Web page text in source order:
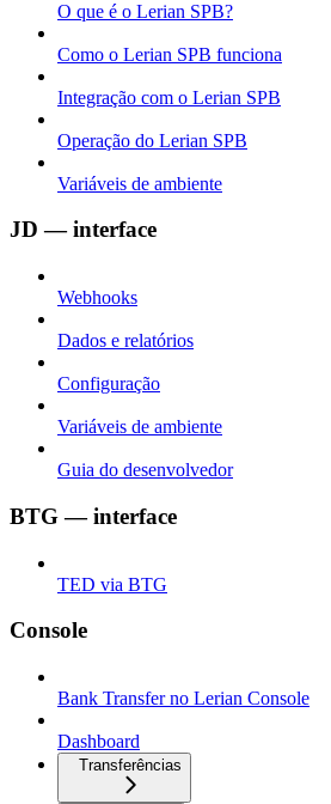
O que é o Lerian SPB?
Como o Lerian SPB funciona
Integração com o Lerian SPB
Operação do Lerian SPB
Variáveis de ambiente
JD — interface
Webhooks
Dados e relatórios
Configuração
Variáveis de ambiente
Guia do desenvolvedor
BTG — interface
TED via BTG
Console
Bank Transfer no Lerian Console
Dashboard
Transferências